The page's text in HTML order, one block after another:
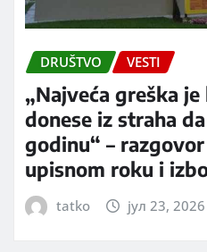
DRUŠTVO VESTI
„Najveća greška
donese iz straha
godinu“ –
upisnom roku i
tatko јул 23, 2026